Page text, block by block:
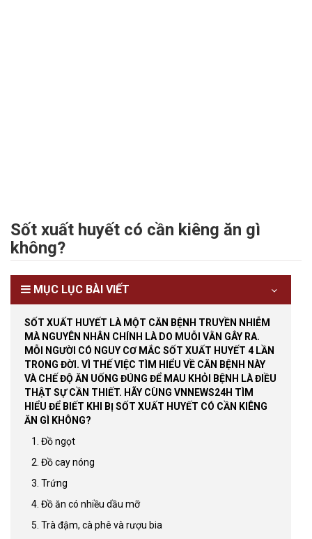
Sốt xuất huyết có cần kiêng ăn gì
không?
MỤC LỤC BÀI VIẾT
SỐT XUẤT HUYẾT LÀ MỘT CĂN BỆNH TRUYỀN NHIỄM
MÀ NGUYÊN NHÂN CHÍNH LÀ DO MUỖI VẰN GÂY RA.
MỖI NGƯỜI CÓ NGUY CƠ MẮC SỐT XUẤT HUYẾT 4 LẦN
TRONG ĐỜI. VÌ THẾ VIỆC TÌM HIỂU VỀ CĂN BỆNH NÀY
VÀ CHẾ ĐỘ ĂN UỐNG ĐÚNG ĐỂ MAU KHỎI BỆNH LÀ ĐIỀU
THẬT SỰ CẦN THIẾT. HÃY CÙNG VNNEWS24H TÌM
HIỂU ĐỂ BIẾT KHI BỊ SỐT XUẤT HUYẾT CÓ CẦN KIÊNG
ĂN GÌ KHÔNG?
1. Đồ ngọt
2. Đồ cay nóng
3. Trứng
4. Đồ ăn có nhiều dầu mỡ
5. Trà đậm, cà phê và rượu bia